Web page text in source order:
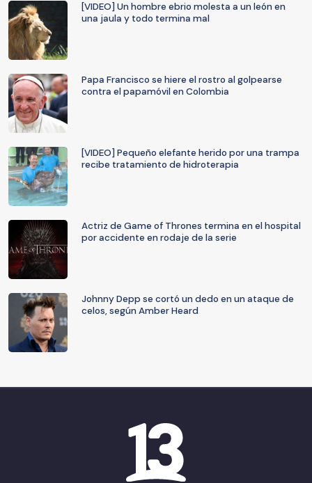
[VIDEO] Un hombre ebrio molesta a un león en
una jaula y todo termina mal
Papa Francisco se hiere el rostro al golpearse
contra el papamóvil en Colombia
[VIDEO] Pequeño elefante herido por una trampa
recibe tratamiento de hidroterapia
Actriz de Game of Thrones termina en el hospital
por accidente en rodaje de la serie
Johnny Depp se cortó un dedo en un ataque de
celos, según Amber Heard